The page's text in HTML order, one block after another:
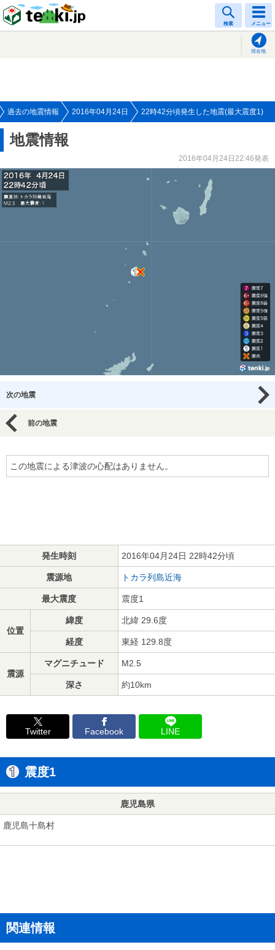
検索 メニュー
現在地
過去の地震情報 2016年04月24日 22時42分頃発生した地震(最大震度1)
地震情報
2016年04月24日22:46発表
次の地震
前の地震
この地震による津波の心配はありません。
発生時刻 2016年04月24日 22時42分頃
震源地 トカラ列島近海
最大震度 震度1
位置
緯度 北緯 29.6度
経度 東経 129.8度
震源
マグニチュード M2.5
深さ 約10km
Twitter Facebook LINE
震度1
鹿児島県
鹿児島十島村
関連情報